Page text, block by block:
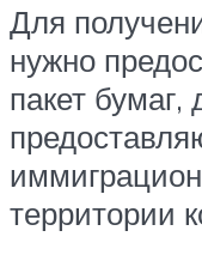
Для
нужно
пакет бумаг,
территории